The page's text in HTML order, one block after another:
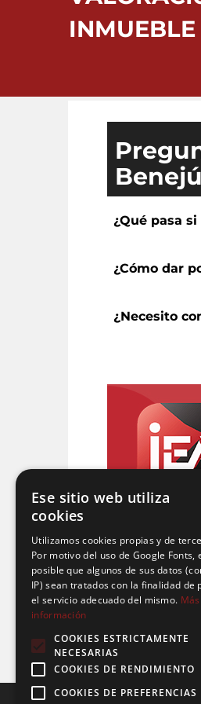
INMUEBLE
¿Qué pasa
¿Cómo dar
¿Necesito
Ese sitio web utiliza
cookies
Utilizamos cookies propias y de
Por motivo del uso de Google Fonts,
posible que algunos de sus datos
IP) sean tratados con la finalidad de
el servicio adecuado del mismo. Más
información
COOKIES ESTRICTAMENTE
NECESARIAS
COOKIES DE RENDIMIENTO
COOKIES DE PREFERENCIAS